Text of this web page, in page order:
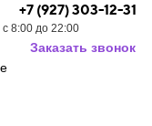
+7 (927) 303-12-31
с 8:00 до 22:00
Заказать звонок